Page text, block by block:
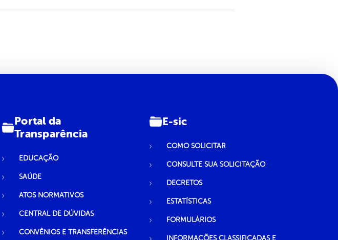
Portal da
Transparência
EDUCAÇÃO
SAÚDE
ATOS NORMATIVOS
CENTRAL DE DÚVIDAS
CONVÊNIOS E TRANSFERÊNCIAS
E-sic
COMO SOLICITAR
CONSULTE SUA SOLICITAÇÃO
DECRETOS
ESTATÍSTICAS
FORMULÁRIOS
INFORMAÇÕES CLASSIFICADAS E